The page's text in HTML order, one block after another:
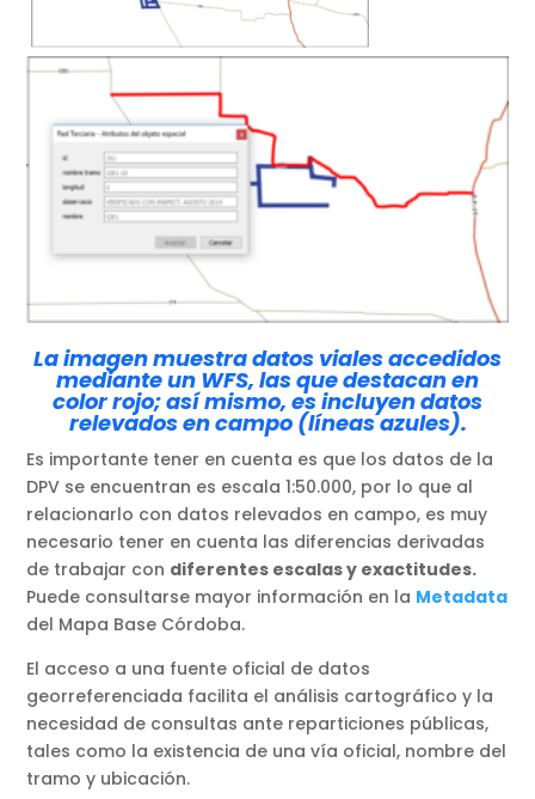
La imagen muestra datos viales accedidos
mediante un WFS, las que destacan en
color rojo; así mismo, es incluyen datos
relevados en campo (líneas azules).
Es importante tener en cuenta es que los datos de la
DPV se encuentran es escala 1:50.000, por lo que al
relacionarlo con datos relevados en campo, es muy
necesario tener en cuenta las diferencias derivadas
de trabajar con diferentes escalas y exactitudes.
Puede consultarse mayor información en la Metadata
del Mapa Base Córdoba.
El acceso a una fuente oficial de datos
georreferenciada facilita el análisis cartográfico y la
necesidad de consultas ante reparticiones públicas,
tales como la existencia de una vía oficial, nombre del
tramo y ubicación.